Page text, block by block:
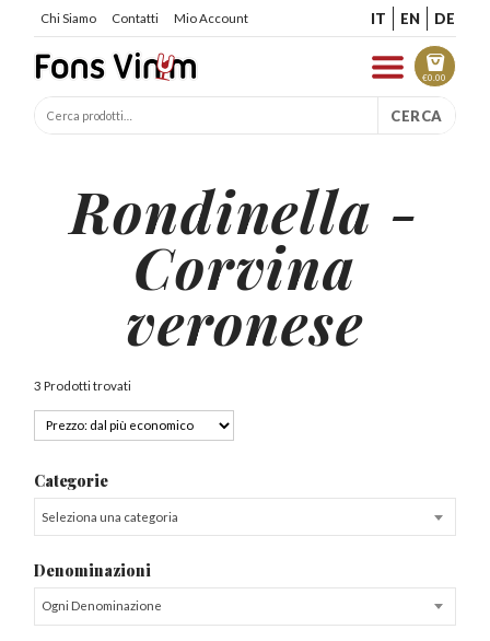
Chi Siamo Contatti Mio Account IT EN DE
€0.00
CERCA
Rondinella -
Corvina
veronese
3 Prodotti trovati
Categorie
Seleziona una categoria
Denominazioni
Ogni Denominazione